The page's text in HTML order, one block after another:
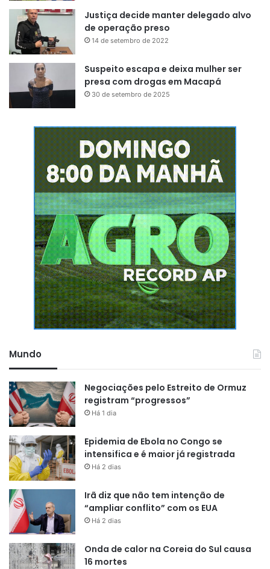
Justiça decide manter delegado alvo
de operação preso
14 de setembro de 2022
Suspeito escapa e deixa mulher ser
presa com drogas em Macapá
30 de setembro de 2025
Mundo
Negociações pelo Estreito de Ormuz
registram “progressos”
Há 1 dia
Epidemia de Ebola no Congo se
intensifica e é maior já registrada
Há 2 dias
Irã diz que não tem intenção de
“ampliar conflito” com os EUA
Há 2 dias
Onda de calor na Coreia do Sul causa
16 mortes